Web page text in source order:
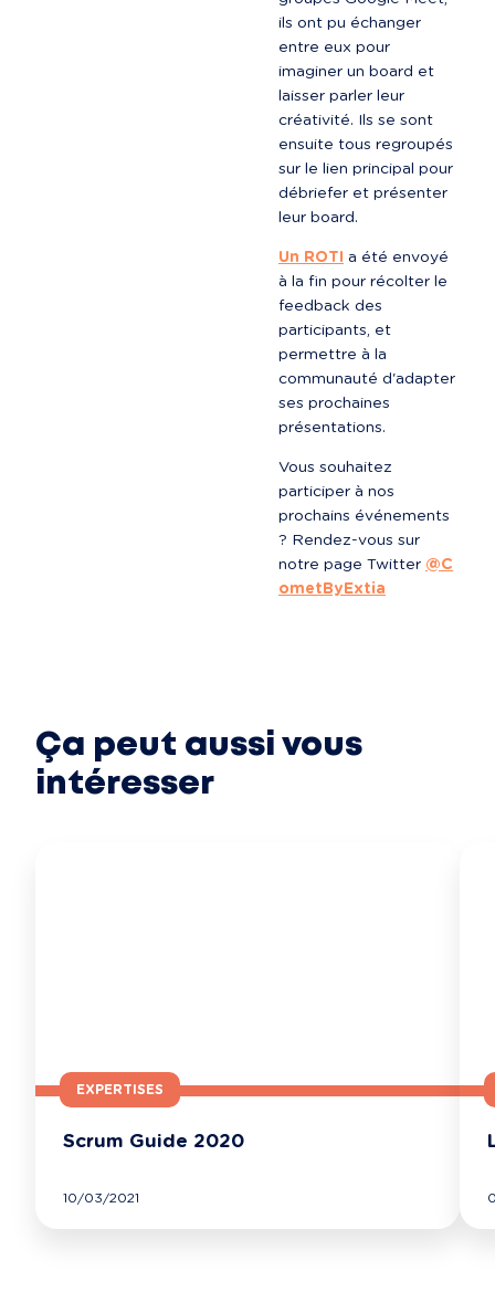
ils ont pu échanger
entre eux pour
imaginer un board et
laisser parler leur
créativité. Ils se sont
ensuite tous regroupés
sur le lien principal pour
débriefer et présenter
leur board.
Un ROTI a été envoyé
à la fin pour récolter le
feedback des
participants, et
permettre à la
communauté d'adapter
ses prochaines
présentations.
Vous souhaitez
participer à nos
prochains événements
? Rendez-vous sur
notre page Twitter @C
ometByExtia
Ça peut aussi vous
intéresser
EXPERTISES
Scrum Guide 2020
10/03/2021